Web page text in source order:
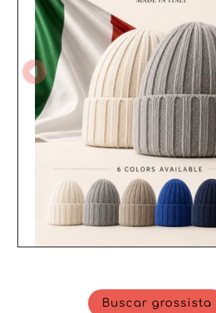
prestados. Escolher YOUNGOIA SRL é também garantir
produtos disponíveis de forma rápida e
minimizando os prazos de entrega. A
das necessidades dos revendedores e o
com um atendimento ao cliente
deste grossista um parceiro de eleição
empresa que deseje ampliar a sua gama
femininos. YOUNGOIA SRL não é apenas um fornecedor
de acessórios; é um parceiro estratégico
pretende destacar-se no setor da moda
oferecendo às suas clientes produtos
estilo, qualidade e inovação.
Buscar grossista